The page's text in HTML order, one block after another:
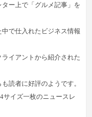
ー上で「グルメ記事」を
で仕入れたビジネス情報
イアントから紹介された
読者に好評のようです。
サイズ一枚のニュースレ